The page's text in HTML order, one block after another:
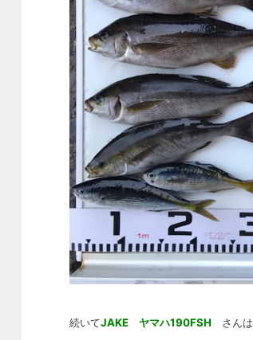
続いてJAKE ヤマハ190FSH さんは